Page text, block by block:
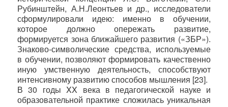
Рубинштейн, А.Н.Леонтьев и др., исследователи
сформулировали идею: именно в обучении,
которое должно опережать развитие,
формируется зона ближайшего развития («ЗБР»).
Знаково-символические средства, используемые
в обучении, позволяют формировать качественно
иную умственную деятельность, способствуют
интенсивному развитию способов мышления [23].
В 30 годыXX века в педагогической науке и
образовательной практике сложилась уникальная